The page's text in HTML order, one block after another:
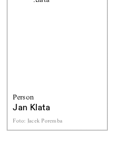
Person
Jan Klata
Foto: Jacek Poremba